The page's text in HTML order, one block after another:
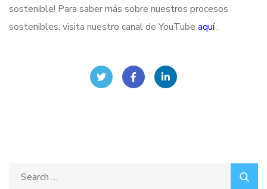
sostenible! Para saber más sobre nuestros procesos
sostenibles, visita nuestro canal de YouTube aquí.